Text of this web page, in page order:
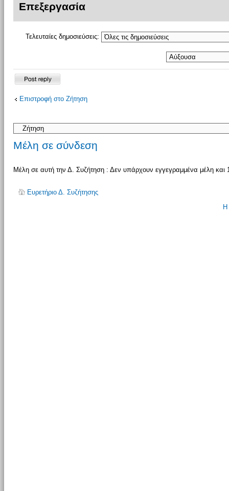
Επεξεργασία
Τελευταίες δημοσιεύσεις:
Δημιουργία
απάντησης
Επιστροφή στο Ζήτηση
Μέλη σε σύνδεση
Μέλη σε αυτή την Δ. Συζήτηση : Δεν υπάρχουν εγγεγραμμένα μέλη και
Ευρετήριο Δ. Συζήτησης
Η